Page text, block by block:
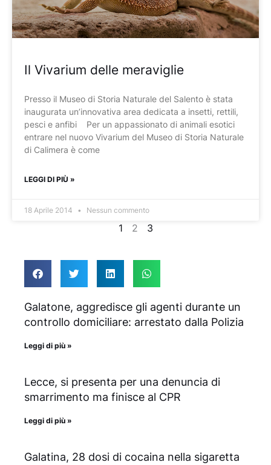
Il Vivarium delle meraviglie
Presso il Museo di Storia Naturale del Salento è stata
inaugurata un’innovativa area dedicata a insetti, rettili,
pesci e anfibi Per un appassionato di animali esotici
entrare nel nuovo Vivarium del Museo di Storia Naturale
di Calimera è come
LEGGI DI PIÙ »
18 Aprile 2014 Nessun commento
1 2 3
Galatone, aggredisce gli agenti durante un
controllo domiciliare: arrestato dalla Polizia
Leggi di più »
Lecce, si presenta per una denuncia di
smarrimento ma finisce al CPR
Leggi di più »
Galatina, 28 dosi di cocaina nella sigaretta